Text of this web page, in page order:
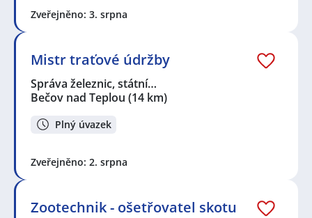
Zveřejněno: 3. srpna
Mistr traťové údržby
Správa železnic, státní…
Bečov nad Teplou (14 km)
Plný úvazek
Zveřejněno: 2. srpna
Zootechnik - ošetřovatel skotu